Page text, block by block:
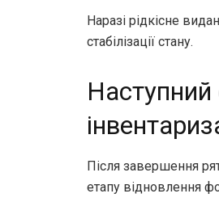
Наразі рідкісне
стабілізації стану.
Після завершення
етапу відновлення